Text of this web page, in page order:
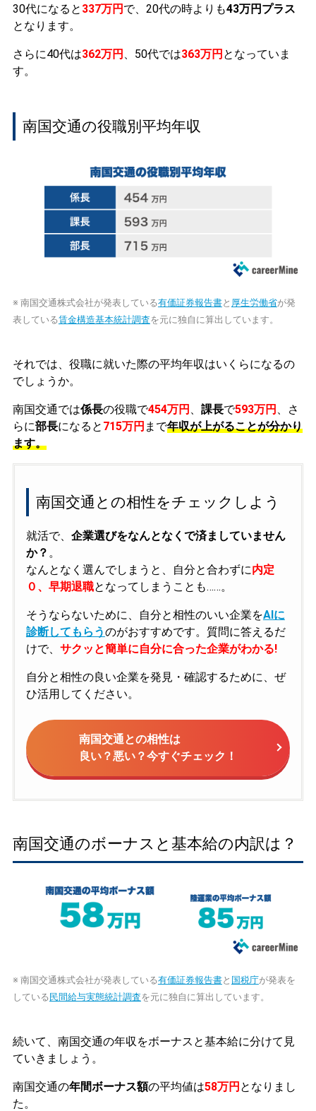
30代になると 337万円 で、20代の時よりも43万円プラス
となります。
さらに40代は362万円 、50代では363万円 となっていま
す。
南国交通の役職別平均年収
※ 南国交通株式会社が発表している有価証券報告書と 厚生労働省が発
表している賃金構造基本統計調査を元に独自に算出しています。
それでは、役職に就いた際の平均年収はいくらになるの
でしょうか。
南国交通では係長の役職で454万円 課長で593万円
、さ
らに部長になると 715万円 まで年収が上がることが分かり
ます。
南国交通との相性をチェックしよう
就活で、 企業選びをなんとなくで済ましていません
か？ 。
なんとなく選んでしまうと、自分と合わずに内定
０、早期退職となってしまうことも……。
そうならないために、自分と相性のいい企業をAIに
診断してもらうのがおすすめです。質問に答えるだ
けで、 サクッと簡単に自分に合った企業がわかる!
自分と相性の良い企業を発見・確認するために、ぜ
ひ活用してください。
南国交通との相性は
良い？悪い？今すぐチェック！
南国交通のボーナスと基本給の内訳は？
※ 南国交通株式会社が発表している有価証券報告書と 国税庁が発表を
している 民間給与実態統計調査を元に独自に算出しています。
続いて、南国交通の年収をボーナスと基本給に分けて見
ていきましょう。
南国交通の年間ボーナス額の平均値は58万円 となりまし
た。